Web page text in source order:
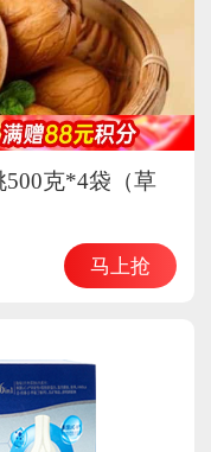
500克*4袋（草
马上抢